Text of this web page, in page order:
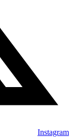
Instagram